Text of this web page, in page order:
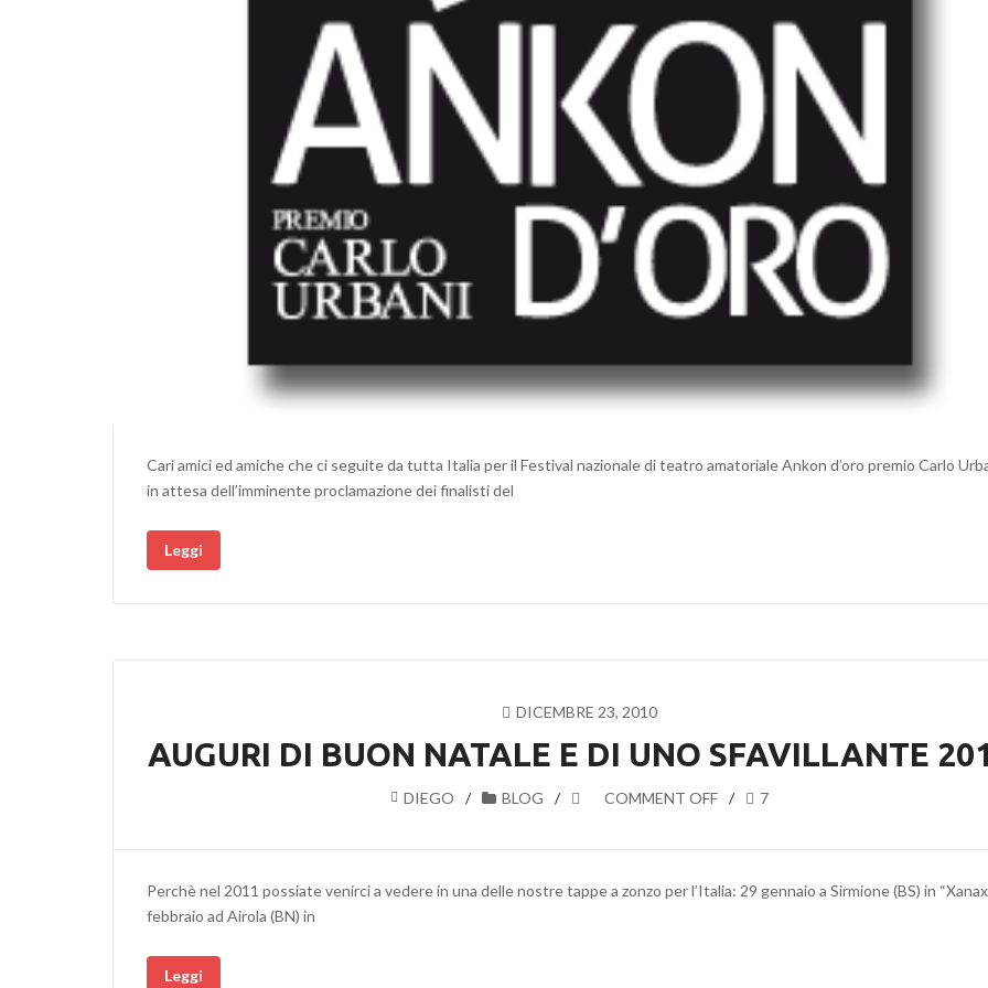
Cari amici ed amiche che ci seguite da tutta Italia per il Festival nazionale di teatro amatoriale Ankon d’oro premio Carlo
in attesa dell’imminente proclamazione dei finalisti del
Leggi
DICEMBRE 23, 2010
AUGURI DI BUON NATALE E DI UNO SFAVILLANTE
DIEGO BLOG COMMENT OFF 7
Perchè nel 2011 possiate venirci a vedere in una delle nostre tappe a zonzo per l’Italia: 29 gennaio a Sirmione (BS) in
febbraio ad Airola (BN) in
Leggi